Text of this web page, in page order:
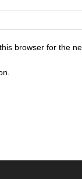
browser for the